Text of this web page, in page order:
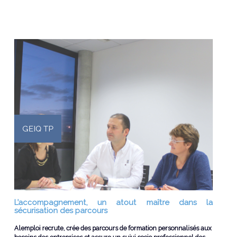
GEIQ TP
L’accompagnement, un atout maître dans la
sécurisation des parcours
Alemploi recrute, crée des parcours de formation personnalisés aux